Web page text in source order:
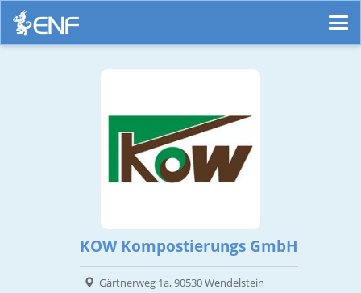
KOW Kompostierungs GmbH
Gärtnerweg 1a, 90530 Wendelstein